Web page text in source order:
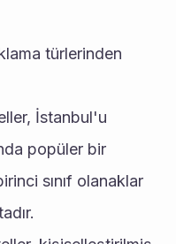
türlerinden
İstanbul'u
popüler bir
sınıf olanaklar